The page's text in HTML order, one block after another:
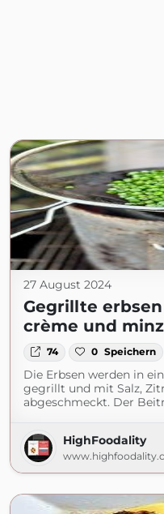
27 August 2024
Gegrillte
crème und
74 0 Speichern
Die Erbsen werden in
gegrillt und mit Salz,
abgeschmeckt. Der
HighFoodality